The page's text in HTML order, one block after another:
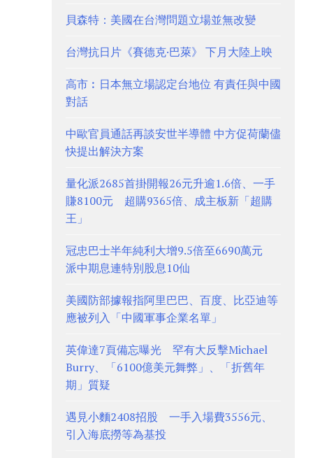
貝森特：美國在台灣問題立場並無改變
台灣抗日片《賽德克·巴萊》 下月大陸上映
高市︰日本無立場認定台地位 有責任與中國
對話
中歐官員通話再談安世半導體 中方促荷蘭儘
快提出解決方案
量化派2685首掛開報26元升逾1.6倍、一手
賺8100元 超購9365倍、成主板新「超購
王」
冠忠巴士半年純利大增9.5倍至6690萬元
派中期息連特別股息10仙
美國防部據報指阿里巴巴、百度、比亞迪等
應被列入「中國軍事企業名單」
英偉達7頁備忘曝光 罕有大反擊Michael
Burry、「6100億美元舞弊」、「折舊年
期」質疑
遇見小麵2408招股 一手入場費3556元、
引入海底撈等為基投